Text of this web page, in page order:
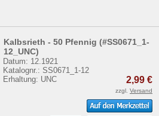
Kalbsrieth - 50 Pfennig (#SS0671_1-
12_UNC)
Datum: 12.1921
Katalognr.: SS0671_1-12
Erhaltung: UNC
2,99 €
zzgl. Versand